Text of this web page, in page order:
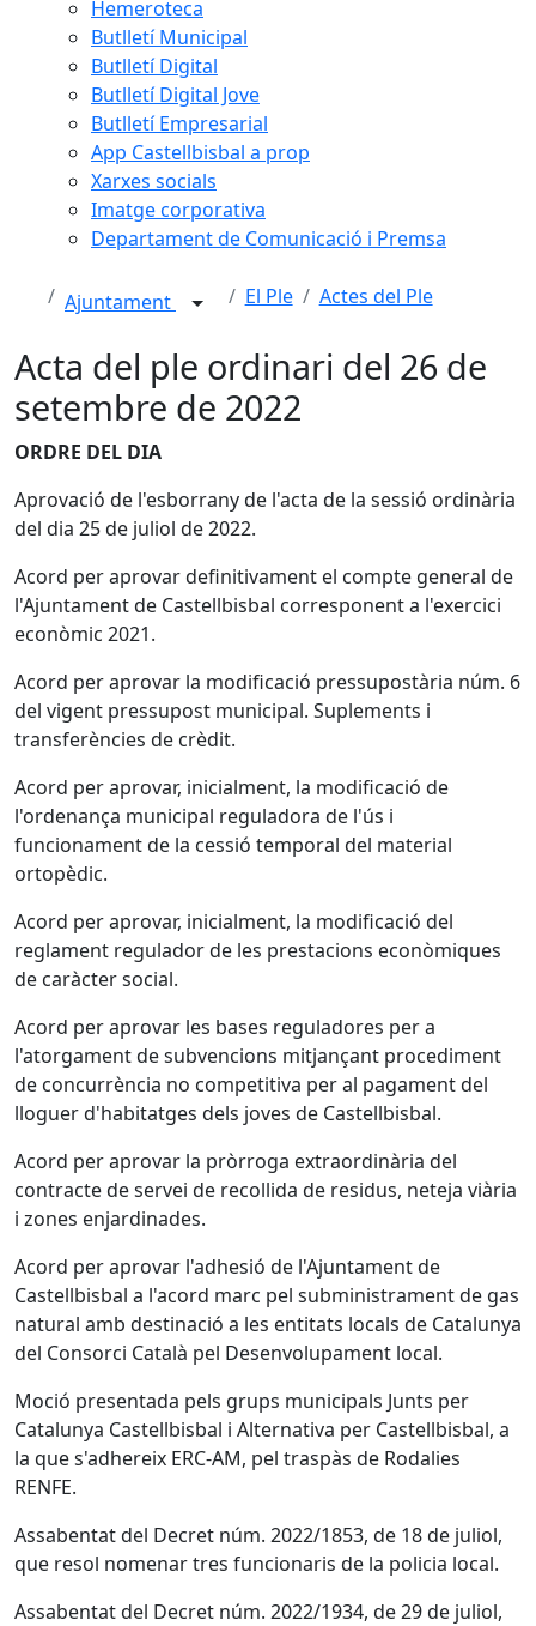
Hemeroteca
Butlletí Municipal
Butlletí Digital
Butlletí Digital Jove
Butlletí Empresarial
App Castellbisbal a prop
Xarxes socials
Imatge corporativa
Departament de Comunicació i Premsa
Ajuntament El Ple Actes del Ple
Acta del ple ordinari del 26 de
setembre de 2022
ORDRE DEL DIA
Aprovació de l'esborrany de l'acta de la sessió ordinària
del dia 25 de juliol de 2022.
Acord per aprovar definitivament el compte general de
l'Ajuntament de Castellbisbal corresponent a l'exercici
econòmic 2021.
Acord per aprovar la modificació pressupostària núm. 6
del vigent pressupost municipal. Suplements i
transferències de crèdit.
Acord per aprovar, inicialment, la modificació de
l'ordenança municipal reguladora de l'ús i
funcionament de la cessió temporal del material
ortopèdic.
Acord per aprovar, inicialment, la modificació del
reglament regulador de les prestacions econòmiques
de caràcter social.
Acord per aprovar les bases reguladores per a
l'atorgament de subvencions mitjançant procediment
de concurrència no competitiva per al pagament del
lloguer d'habitatges dels joves de Castellbisbal.
Acord per aprovar la pròrroga extraordinària del
contracte de servei de recollida de residus, neteja viària
i zones enjardinades.
Acord per aprovar l'adhesió de l'Ajuntament de
Castellbisbal a l'acord marc pel subministrament de gas
natural amb destinació a les entitats locals de Catalunya
del Consorci Català pel Desenvolupament local.
Moció presentada pels grups municipals Junts per
Catalunya Castellbisbal i Alternativa per Castellbisbal, a
la que s'adhereix ERC-AM, pel traspàs de Rodalies
RENFE.
Assabentat del Decret núm. 2022/1853, de 18 de juliol,
que resol nomenar tres funcionaris de la policia local.
Assabentat del Decret núm. 2022/1934, de 29 de juliol,